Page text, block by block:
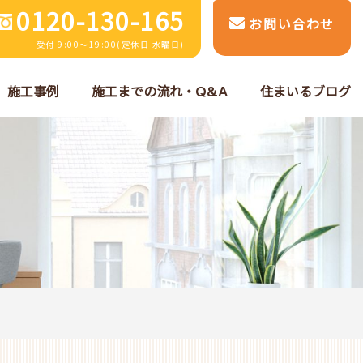
0120-130-165
受付 9:00～19:00(定休日 水曜日)
お問い合わせ
施工事例 施工までの流れ・Q&A 住まいるブログ